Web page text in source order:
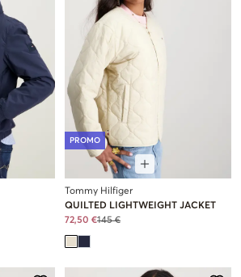
PROMO
Tommy Hilfiger
QUILTED LIGHTWEIGHT JACKET
72,50 €145 €